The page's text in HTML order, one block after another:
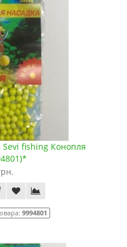
fishing Конопля
9994801